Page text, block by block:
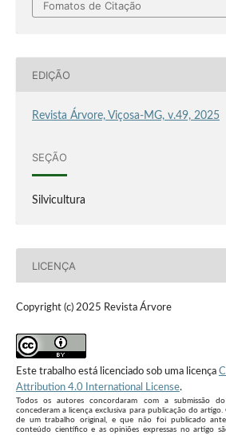
Fomatos de Citação
EDIÇÃO
Revista Árvore, Viçosa-MG, v.49, 2025
SEÇÃO
Silvicultura
LICENÇA
Copyright (c) 2025 Revista Árvore
Este trabalho está licenciado sob uma licença
Attribution 4.0 International License.
Todos os autores concordaram com a submissão
concederam a licença exclusiva para publicação do
de um trabalho original, e que não foi publicado
conteúdo científico e as opiniões expressas no artigo